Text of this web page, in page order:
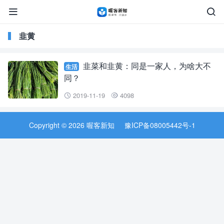


韭黄
生活
韭菜和韭黄：同是一家人，为啥大不
同？
 2019-11-19  4098
Copyright © 2026 喔客新知 豫ICP备08005442号-1